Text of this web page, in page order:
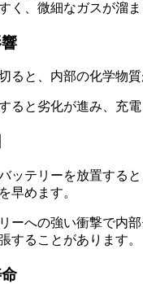
く、微細なガスが溜
ると、内部の化学物
ると劣化が進み、充
ッテリーを放置する
早めます。
ーへの強い衝撃で内
することがあります。